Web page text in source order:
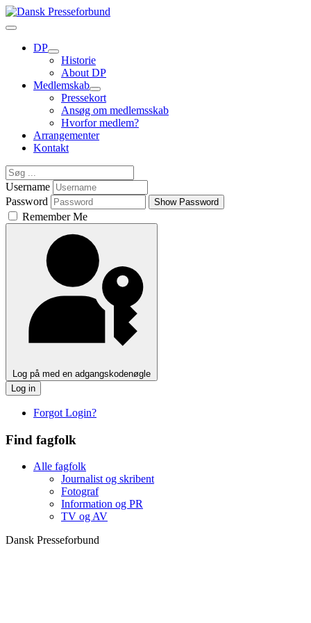
DP
Historie
About DP
Medlemskab
Pressekort
Ansøg om medlemsskab
Hvorfor medlem?
Arrangementer
Kontakt
Username
Password
Show Password
Remember Me
Log på med en adgangskodenøgle
Log in
Forgot Login?
Find fagfolk
Alle fagfolk
Journalist og skribent
Fotograf
Information og PR
TV og AV
Dansk Presseforbund